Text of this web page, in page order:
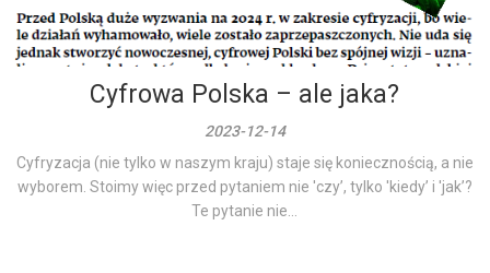
Cyfrowa Polska – ale jaka?
2023-12-14
Cyfryzacja (nie tylko w naszym kraju) staje się koniecznością, a nie
wyborem. Stoimy więc przed pytaniem nie 'czy’, tylko 'kiedy’ i 'jak’?
Te pytanie nie...